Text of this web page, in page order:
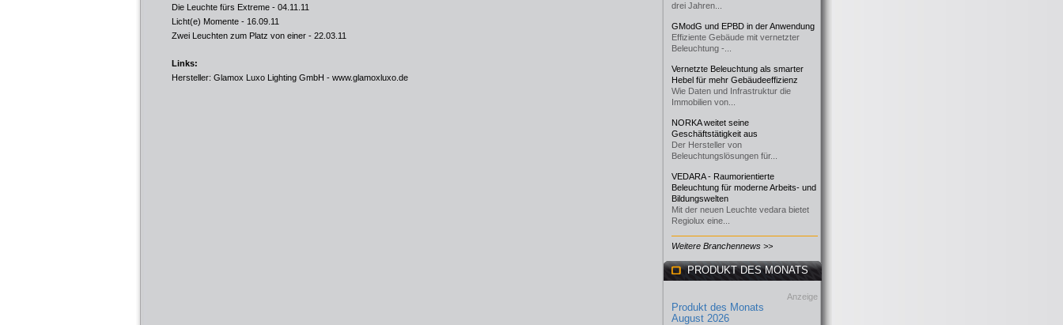
Die Leuchte fürs Extreme - 04.11.11
Licht(e) Momente - 16.09.11
Zwei Leuchten zum Platz von einer - 22.03.11
Links:
Hersteller: Glamox Luxo Lighting GmbH - www.glamoxluxo.de
drei Jahren...
GModG und EPBD in der Anwendung
Effiziente Gebäude mit vernetzter
Beleuchtung -...
Vernetzte Beleuchtung als smarter
Hebel für mehr Gebäudeeffizienz
Wie Daten und Infrastruktur die
Immobilien von...
NORKA weitet seine
Geschäftstätigkeit aus
Der Hersteller von
Beleuchtungslösungen für...
VEDARA - Raumorientierte
Beleuchtung für moderne Arbeits- und
Bildungswelten
Mit der neuen Leuchte vedara bietet
Regiolux eine...
Weitere Branchennews >>
PRODUKT DES MONATS
Anzeige
Produkt des Monats
August 2026